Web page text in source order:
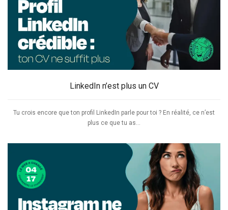
LinkedIn n’est plus un CV
Tu crois encore que ton profil LinkedIn parle pour toi ? En réalité, ce n’est
plus ce que tu as...